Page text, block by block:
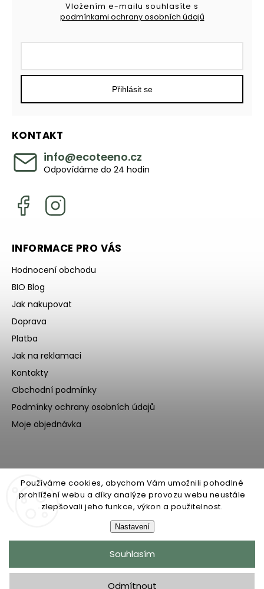
Používáme cookies, abychom Vám umožnili pohodlné
prohlížení webu a díky analýze provozu webu neustále
zlepšovali jeho funkce, výkon a použitelnost.
Nastavení
Odmítnout
Souhlasím
KONTAKT
info@ecoteeno.cz
Odpovídáme do 24 hodin
Vložením e-mailu souhlasíte s
podmínkami ochrany osobních údajů
Přihlásit se
INFORMACE PRO VÁS
Hodnocení obchodu
BIO Blog
Jak nakupovat
Doprava
Platba
Jak na reklamaci
Kontakty
Obchodní podmínky
Podmínky ochrany osobních údajů
Moje objednávka
Ecoteeno. Všechna práva vyhrazena.
Grafický návrh vytvořil a nakódoval